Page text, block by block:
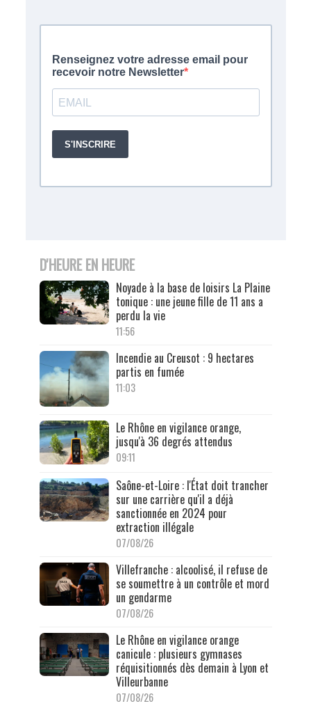
D'HEURE EN HEURE
Noyade à la base de loisirs La Plaine
tonique : une jeune fille de 11 ans a
perdu la vie
11:56
Incendie au Creusot : 9 hectares
partis en fumée
11:03
Le Rhône en vigilance orange,
jusqu'à 36 degrés attendus
09:11
Saône-et-Loire : l'État doit trancher
sur une carrière qu'il a déjà
sanctionnée en 2024 pour
extraction illégale
07/08/26
Villefranche : alcoolisé, il refuse de
se soumettre à un contrôle et mord
un gendarme
07/08/26
Le Rhône en vigilance orange
canicule : plusieurs gymnases
réquisitionnés dès demain à Lyon et
Villeurbanne
07/08/26